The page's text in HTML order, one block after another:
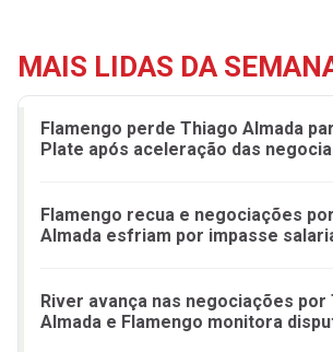
MAIS LIDAS DA
Flamengo perde Thiago Almada
Plate após aceleração das
Flamengo recua e negociações
Almada esfriam por impasse
River avança nas negociações por
Almada e Flamengo monitora